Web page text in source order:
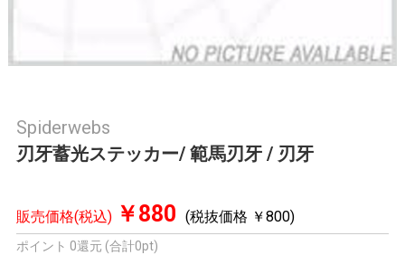
Spiderwebs
刃牙蓄光ステッカー/ 範馬刃牙 / 刃牙
販売価格(税込) ￥880 (税抜価格 ￥800)
ポイント 0還元 (合計0pt)